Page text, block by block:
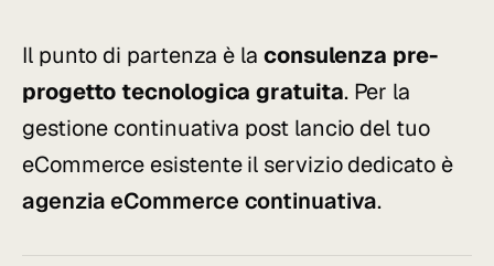
Il punto di partenza è la consulenza pre-
progetto tecnologica gratuita. Per la
gestione continuativa post lancio del tuo
eCommerce esistente il servizio dedicato è
agenzia eCommerce continuativa.